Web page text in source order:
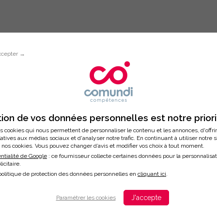
→
de vos données personnelles est notre
cookies qui nous permettent de personnaliser le contenu et les annonces,
aux médias sociaux et d'analyser notre trafic. En continuant à utiliser notre
cookies. Vous pouvez changer d’avis et modifier vos choix à tout moment.
de Google : ce fournisseur collecte certaines données pour la
de protection des données personnelles en cliquant ici.
Paramétrer les cookies J'accepte
Inscription à la formation
DANS SA FONCTION D’OFFICE